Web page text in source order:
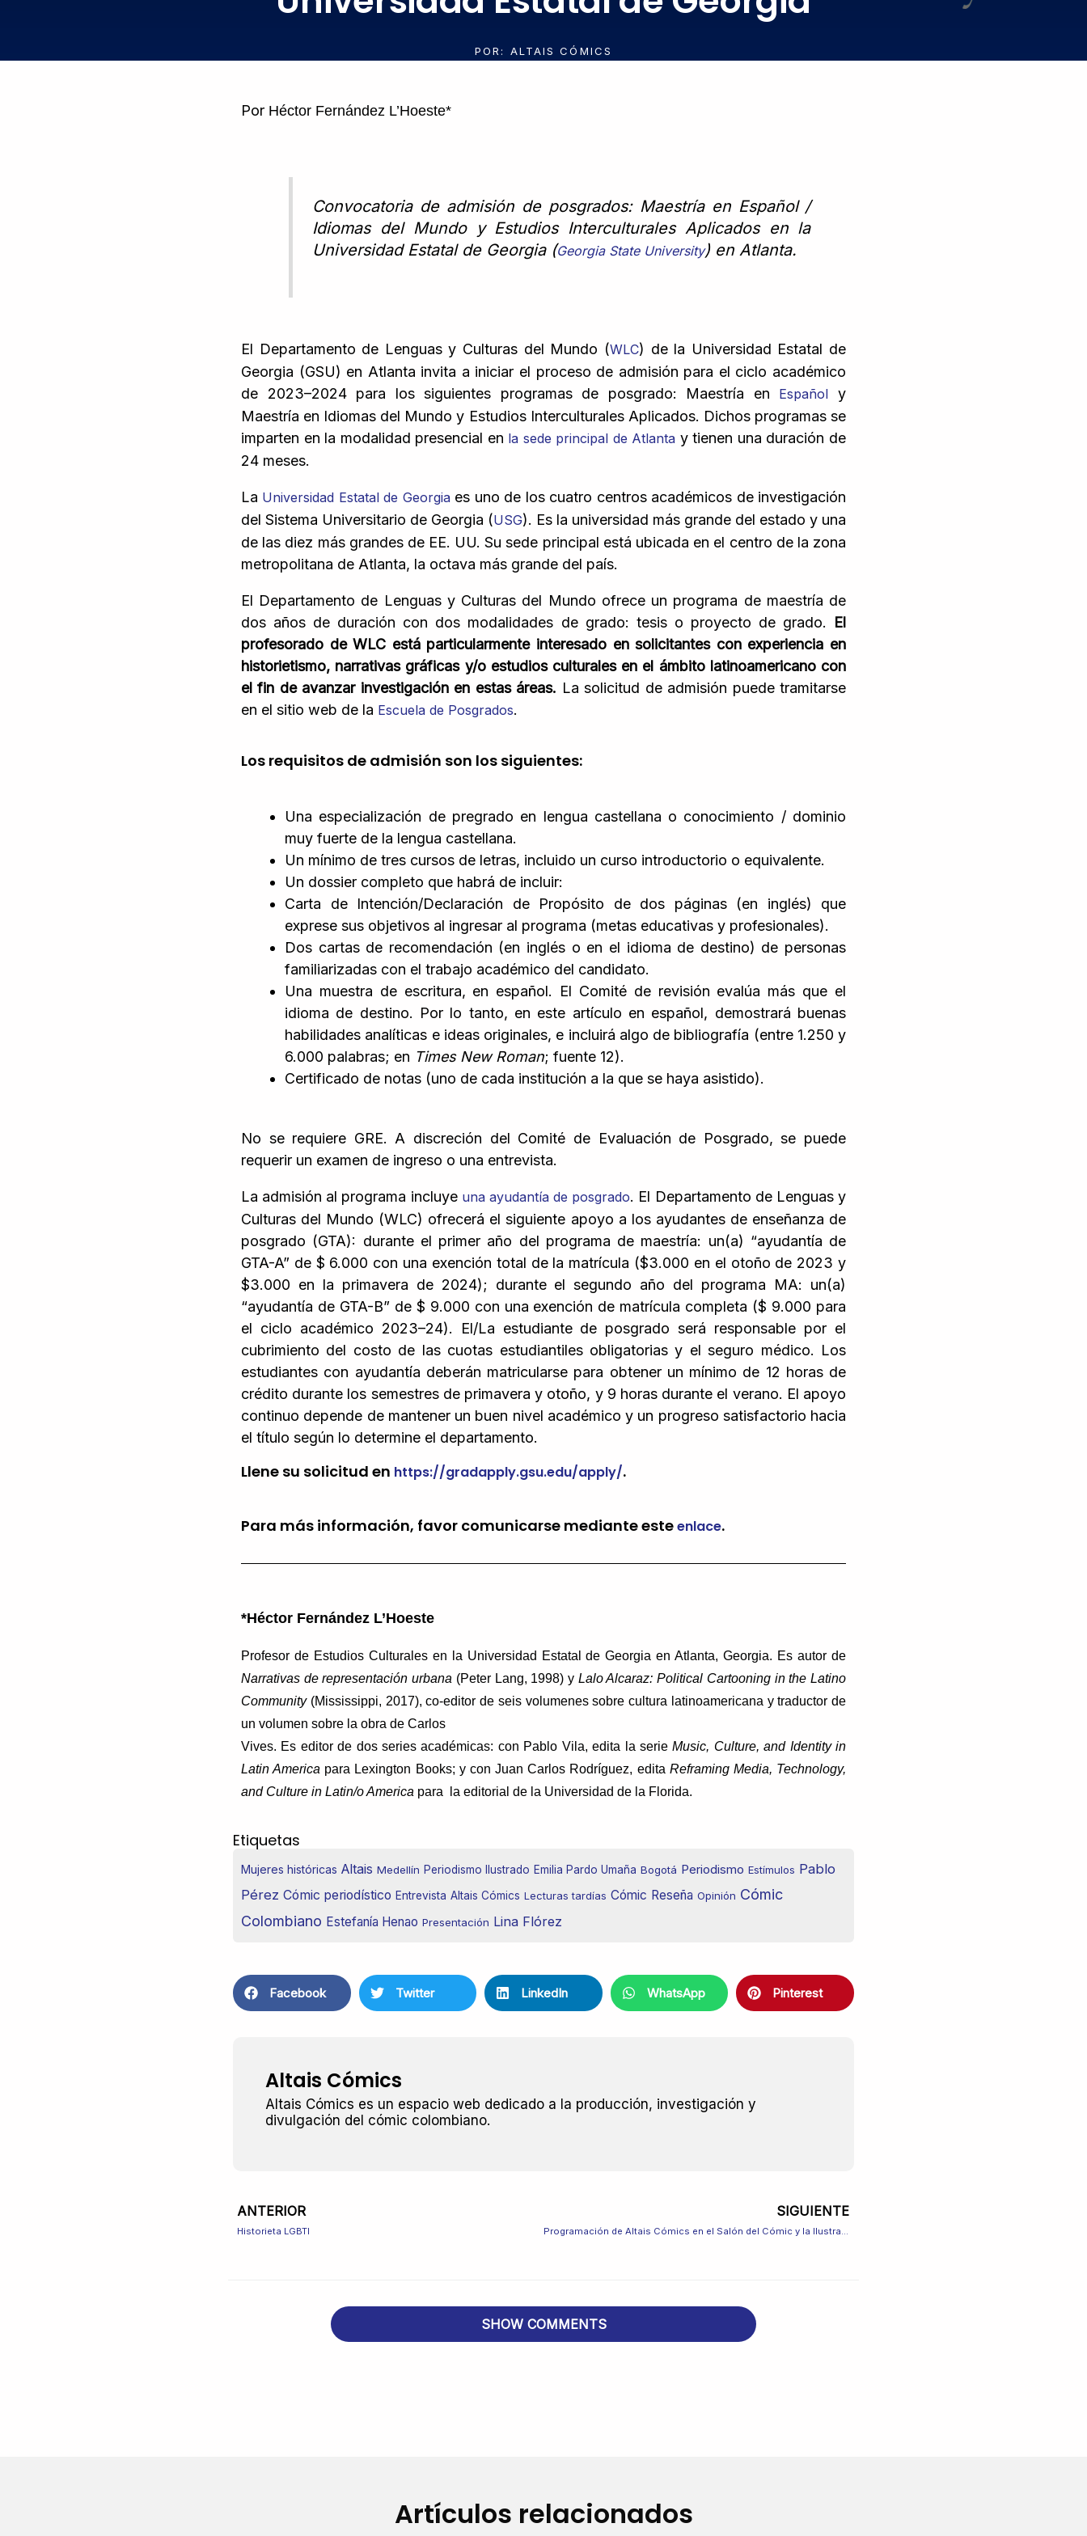
POR: ALTAIS CÓMICS
Por Héctor Fernández L’Hoeste*
Convocatoria de admisión de posgrados: Maestría en Español /
Idiomas del Mundo y Estudios Interculturales Aplicados en la
Universidad Estatal de Georgia (Georgia State University) en Atlanta.
El Departamento de Lenguas y Culturas del Mundo (WLC) de la Universidad Estatal de
Georgia (GSU) en Atlanta invita a iniciar el proceso de admisión para el ciclo académico
de 2023–2024 para los siguientes programas de posgrado: Maestría en Español y
Maestría en Idiomas del Mundo y Estudios Interculturales Aplicados. Dichos programas se
imparten en la modalidad presencial en la sede principal de Atlanta y tienen una duración de
24 meses.
La Universidad Estatal de Georgiaes uno de los cuatro centros académicos de investigación
del Sistema Universitario de Georgia (USG). Es la universidad más grande del estado y una
de las diez más grandes de EE. UU. Su sede principal está ubicada en el centro de la zona
metropolitana de Atlanta, la octava más grande del país.
El Departamento de Lenguas y Culturas del Mundo ofrece un programa de maestría de
dos años de duración con dos modalidades de grado: tesis o proyecto de grado. El
profesorado de WLC está particularmente interesado en solicitantes con experiencia en
historietismo, narrativas gráficas y/o estudios culturales en el ámbito latinoamericano con
el fin de avanzar investigación en estas áreas. La solicitud de admisión puede tramitarse
en el sitio web de la Escuela de Posgrados.
Los requisitos de admisión son los siguientes:
Una especialización de pregrado en lengua castellana o conocimiento / dominio
muy fuerte de la lengua castellana.
Un mínimo de tres cursos de letras, incluido un curso introductorio o equivalente.
Un dossier completo que habrá de incluir:
Carta de Intención/Declaración de Propósito de dos páginas (en inglés) que
exprese sus objetivos al ingresar al programa (metas educativas y profesionales).
Dos cartas de recomendación (en inglés o en el idioma de destino) de personas
familiarizadas con el trabajo académico del candidato.
Una muestra de escritura, en español. El Comité de revisión evalúa más que el
idioma de destino. Por lo tanto, en este artículo en español, demostrará buenas
habilidades analíticas e ideas originales, e incluirá algo de bibliografía (entre 1.250 y
6.000 palabras; en Times New Roman; fuente 12).
Certificado de notas (uno de cada institución a la que se haya asistido).
No se requiere GRE. A discreción del Comité de Evaluación de Posgrado, se puede
requerir un examen de ingreso o una entrevista.
La admisión al programa incluye una ayudantía de posgrado. El Departamento de Lenguas y
Culturas del Mundo (WLC) ofrecerá el siguiente apoyo a los ayudantes de enseñanza de
posgrado (GTA): durante el primer año del programa de maestría: un(a) “ayudantía de
GTA-A” de $ 6.000 con una exención total de la matrícula ($3.000 en el otoño de 2023 y
$3.000 en la primavera de 2024); durante el segundo año del programa MA: un(a)
“ayudantía de GTA-B” de $ 9.000 con una exención de matrícula completa ($ 9.000 para
el ciclo académico 2023–24). El/La estudiante de posgrado será responsable por el
cubrimiento del costo de las cuotas estudiantiles obligatorias y el seguro médico. Los
estudiantes con ayudantía deberán matricularse para obtener un mínimo de 12 horas de
crédito durante los semestres de primavera y otoño, y 9 horas durante el verano. El apoyo
continuo depende de mantener un buen nivel académico y un progreso satisfactorio hacia
el título según lo determine el departamento.
Llene su solicitud en https://gradapply.gsu.edu/apply/.
Para más información, favor comunicarse mediante esteenlace.
*Héctor Fernández L’Hoeste
Profesor de Estudios Culturales en la Universidad Estatal de Georgia en Atlanta, Georgia. Es autor de
Narrativas de representación urbana (Peter Lang, 1998) y Lalo Alcaraz: Political Cartooning in the Latino
Community(Mississippi, 2017), co-editor de seis volumenes sobre cultura latinoamericana y traductor de
un volumen sobre la obra de Carlos
Vives. Es editor de dos series académicas: con Pablo Vila, edita la serieMusic, Culture, and Identity in
Latin America para Lexington Books; y con Juan Carlos Rodríguez, edita Reframing Media, Technology,
and Culture in Latin/o America para la editorial de la Universidad de la Florida.
Etiquetas
Mujeres históricas Altais Medellín Periodismo Ilustrado Emilia Pardo Umaña Bogotá Periodismo Estímulos Pablo
Pérez Cómic periodístico Entrevista Altais Cómics Lecturas tardías Cómic Reseña Opinión Cómic
Colombiano Estefanía Henao Presentación Lina Flórez
Facebook Twitter LinkedIn WhatsApp Pinterest
Altais Cómics
Altais Cómics es un espacio web dedicado a la producción, investigación y
divulgación del cómic colombiano.
Prev
ANTERIOR
Historieta LGBTI
SIGUIENTE
Programación de Altais Cómics en el Salón del Cómic y la Ilustración
SHOW COMMENTS
Artículos relacionados